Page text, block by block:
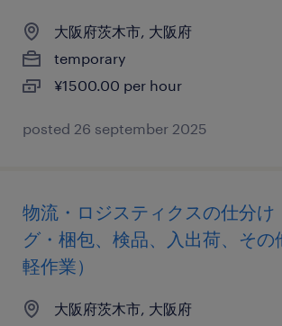
大阪府茨木市, 大阪府
temporary
¥1500.00 per hour
posted 26 september 2025
物流・ロジスティクスの仕分け
グ・梱包、検品、入出荷、その
軽作業）
大阪府茨木市, 大阪府